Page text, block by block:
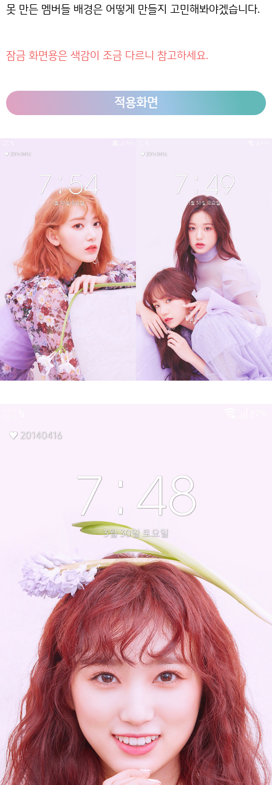
못 만든 멤버들 배경은 어떻게 만들지 고민해봐야겠습니다.
잠금 화면용은 색감이 조금 다르니 참고하세요.
적용화면